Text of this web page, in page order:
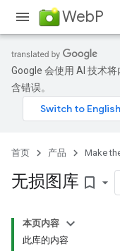
WebP
Google 会使用 AI 技术
含错误。
首页 产品 Make
无损图库 bookmark_border
本页内容
此库的内容